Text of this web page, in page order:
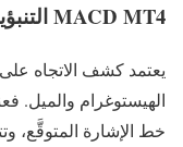
MACD MT4 التنبؤية
يعتمد كشف الاتجاه
خط الإشارة المتوقَّع،